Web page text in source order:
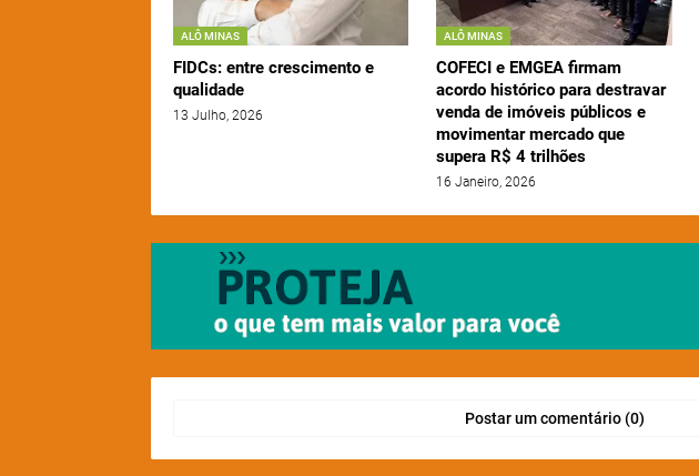
ALÔ MINAS
FIDCs: entre crescimento e
qualidade
13 Julho, 2026
ALÔ MINAS
COFECI e EMGEA firmam
acordo histórico para destravar
venda de imóveis públicos e
movimentar mercado que
supera R$ 4 trilhões
16 Janeiro, 2026
Postar um comentário (0)